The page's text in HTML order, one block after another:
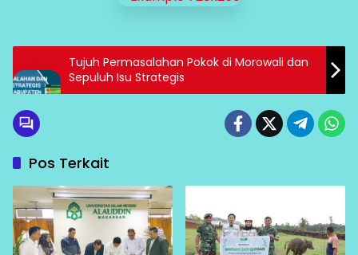
Tujuh Permasalahan Pokok di Morowali dan
Sepuluh Isu Strategis
Pos Terkait